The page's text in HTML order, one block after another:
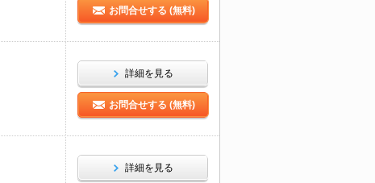
お問合せする (無料)
詳細を見る
お問合せする (無料)
詳細を見る